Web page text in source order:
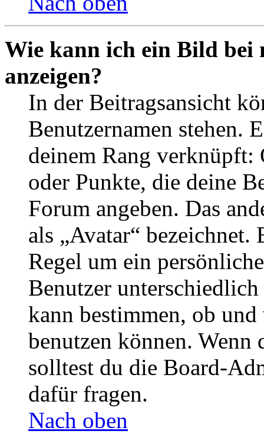
Wie kann ich ein Bild bei
anzeigen?
In der Beitragsansicht
Benutzernamen stehen.
deinem Rang verknüpft:
oder Punkte, die deine
Forum angeben. Das
als „Avatar“
Regel um ein
Benutzer
kann bestimmen, ob
benutzen können. Wenn
solltest du die Board-
dafür fragen.
Nach oben